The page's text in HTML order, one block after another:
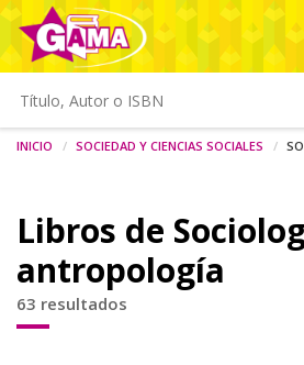
Inicio Sociedad y ciencias sociales
Libros de
antropología
63 resultados